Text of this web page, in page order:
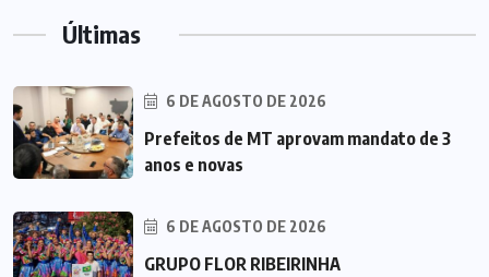
Últimas
6 DE AGOSTO DE 2026
Prefeitos de MT aprovam mandato de 3
anos e novas
6 DE AGOSTO DE 2026
GRUPO FLOR RIBEIRINHA